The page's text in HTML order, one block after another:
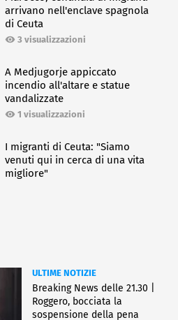
arrivano nell'enclave spagnola
di Ceuta
3 visualizzazioni
A Medjugorje appiccato
incendio all'altare e statue
vandalizzate
1 visualizzazioni
I migranti di Ceuta: "Siamo
venuti qui in cerca di una vita
migliore"
ULTIME NOTIZIE
Breaking News delle 21.30 |
Roggero, bocciata la
sospensione della pena